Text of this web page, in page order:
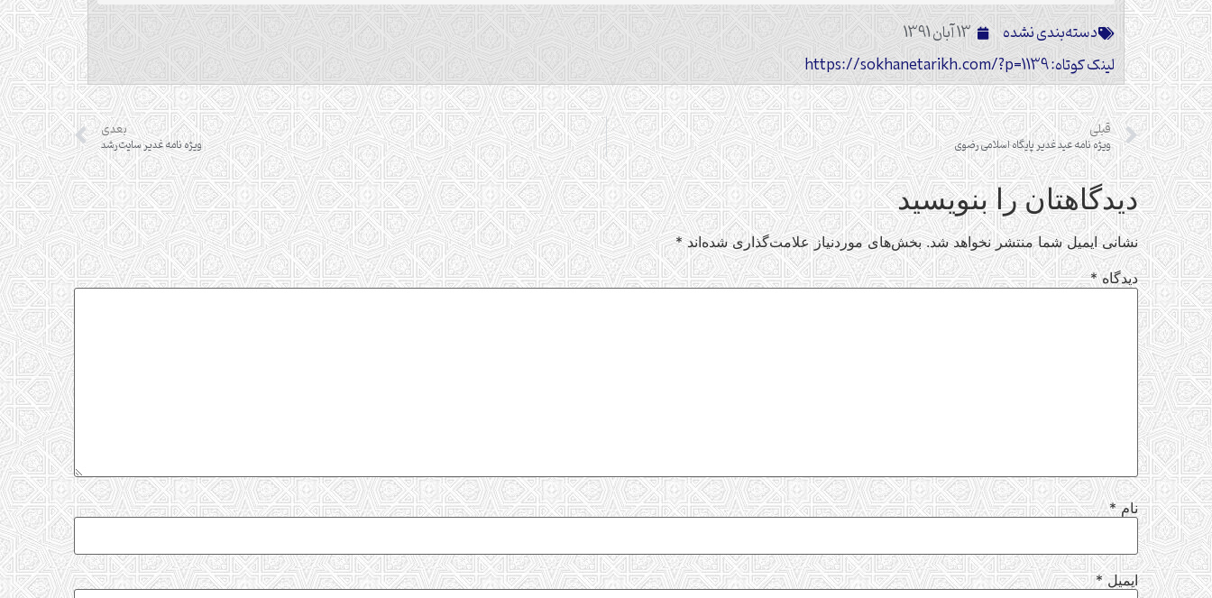
دسته‌بندی نشده
13 آبان 1391
لینک کوتاه: https://sokhanetarikh.com/?p=1139
قبلی
ویژه نامه عید غدیر پایگاه اسلامی رضوی
بعدی
ویژه نامه غدیر سایت رشد
دیدگاهتان را بنویسید
نشانی ایمیل شما منتشر نخواهد شد. بخش‌های موردنیاز علامت‌گذاری شده‌اند*
دیدگاه*
نام*
ایمیل*